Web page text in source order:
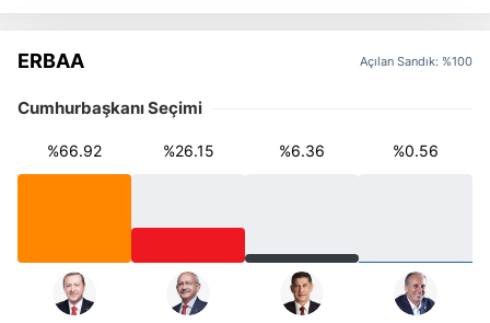
ERBAA Açılan Sandık: %100
Cumhurbaşkanı Seçimi
%66.92 %26.15 %6.36 %0.56